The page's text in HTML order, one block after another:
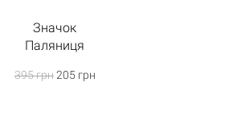
Значок
Паляниця
395 грн205 грн